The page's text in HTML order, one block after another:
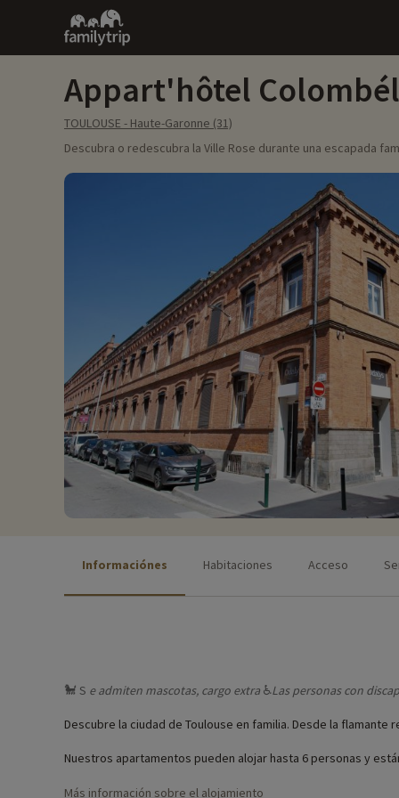
Family
trip
Appart'hôtel
TOULOUSE - Haute-Garonne (31)
Descubra o redescubra la Ville Rose durante una escapada
Informaciónes Habitaciones Acceso
🐩 S e admiten mascotas, cargo extra ♿Las personas con
Descubre la ciudad de Toulouse en familia. Desde la
Nuestros apartamentos pueden alojar hasta 6 personas y
Más información sobre el alojamiento